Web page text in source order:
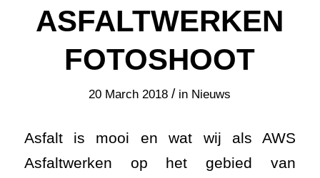
ASFALTWERKEN
FOTOSHOOT
20 March 2018 / in Nieuws
Asfalt is mooi en wat wij als AWS
Asfaltwerken op het gebied van